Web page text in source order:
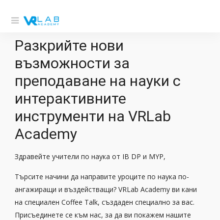
Разкрийте нови
възможности за
преподаване на науки с
интерактивните
инструменти на VRLab
Academy
Здравейте учители по наука от IB DP и MYP,
Търсите начини да направите уроците по наука по-
ангажиращи и въздействащи? VRLab Academy ви кани
на специален Coffee Talk, създаден специално за вас.
Присъединете се към нас, за да ви покажем нашите